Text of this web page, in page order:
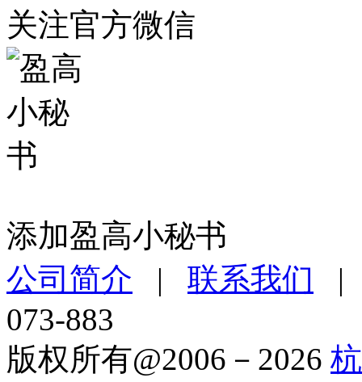
关注官方微信
添加盈高小秘书
公司简介 | 联系我们
073-883
版权所有@2006－2026